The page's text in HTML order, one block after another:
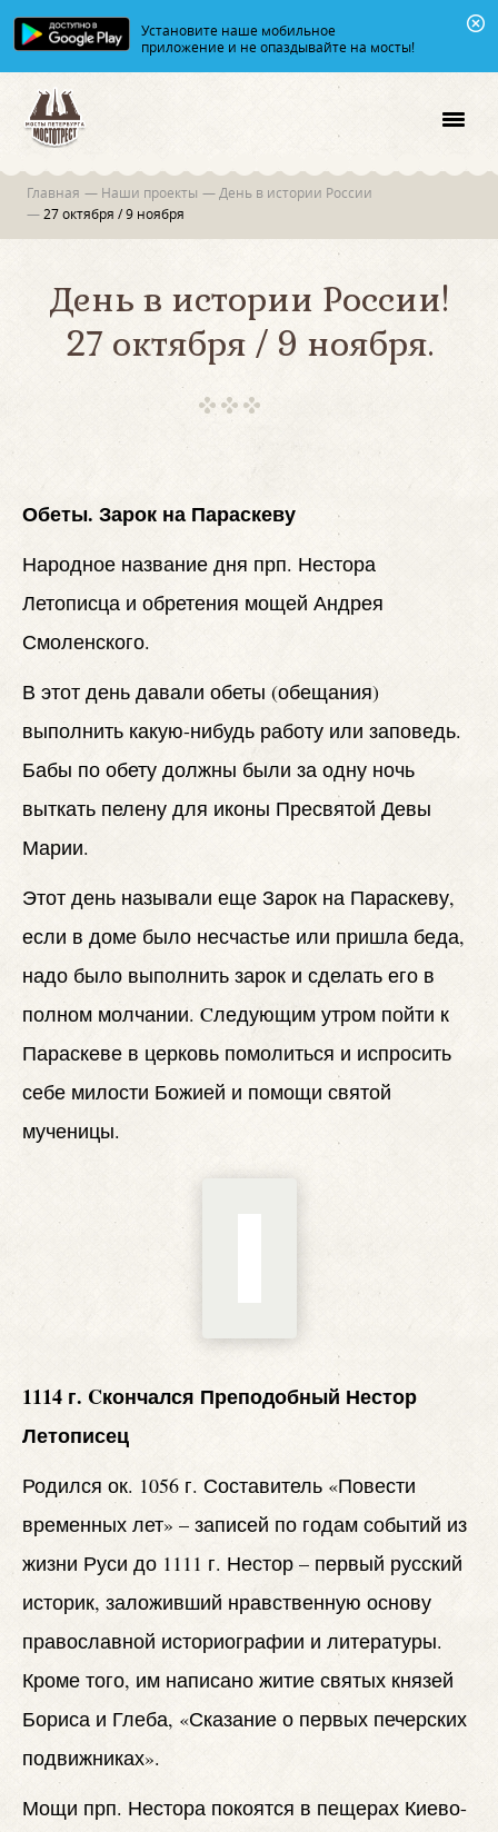
Установите наше мобильное
приложение и не опаздывайте на мосты!
Главная — Наши проекты — День в истории России
— 27 октября / 9 ноября
День в истории России!
27 октября / 9 ноября.
Обеты. Зарок на Параскеву
Народное название дня прп. Нестора
Летописца и обретения мощей Андрея
Смоленского.
В этот день давали обеты (обещания)
выполнить какую-нибудь работу или заповедь.
Бабы по обету должны были за одну ночь
выткать пелену для иконы Пресвятой Девы
Марии.
Этот день называли еще Зарок на Параскеву,
если в доме было несчастье или пришла беда,
надо было выполнить зарок и сделать его в
полном молчании. Cледующим утром пойти к
Параскеве в церковь помолиться и испросить
себе милости Божией и помощи святой
мученицы.
1114 г. Cкончался Преподобный Нестор
Летописец
Родился ок. 1056 г. Составитель «Повести
временных лет» – записей по годам событий из
жизни Руси до 1111 г. Нестор – первый русский
историк, заложивший нравственную основу
православной историографии и литературы.
Кроме того, им написано житие святых князей
Бориса и Глеба, «Сказание о первых печерских
подвижниках».
Мощи прп. Нестора покоятся в пещерах Киево-